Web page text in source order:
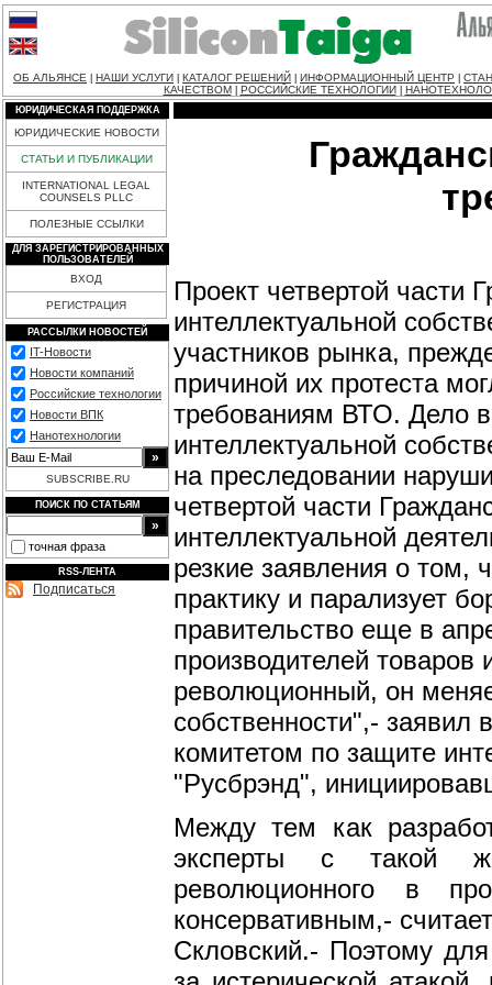
ОБ АЛЬЯНСЕ НАШИ УСЛУГИ КАТАЛОГ РЕШЕНИЙ ИНФОРМАЦИОННЫЙ ЦЕНТР
КАЧЕСТВОМ
РОССИЙСКИЕ ТЕХНОЛОГИИ
ЮРИДИЧЕСКАЯ ПОДДЕРЖКА
ЮРИДИЧЕСКИЕ НОВОСТИ
СТАТЬИ И ПУБЛИКАЦИИ
INTERNATIONAL LEGAL
COUNSELS PLLC
ПОЛЕЗНЫЕ ССЫЛКИ
ДЛЯ ЗАРЕГИСТРИРОВАННЫХ
ПОЛЬЗОВАТЕЛЕЙ
ВХОД
РЕГИСТРАЦИЯ
РАССЫЛКИ НОВОСТЕЙ
IT-Новости
Новости компаний
Российские технологии
Новости ВПК
Нанотехнологии
SUBSCRIBE.RU
ПОИСК ПО СТАТЬЯМ
точная фраза
RSS-ЛЕНТА
Подписаться
Проект четвертой части
интеллектуальной
участников рынка,
причиной их протеста
требованиям ВТО. Дело
интеллектуальной
на преследовании
четвертой части
интеллектуальной
резкие заявления о том,
практику и парализует
правительство еще в
производителей
революционный, он
собственности",-
комитетом по защите
"Русбрэнд",
Между тем как
эксперты с такой
революционного в
консервативным,-
Скловский.- Поэтому